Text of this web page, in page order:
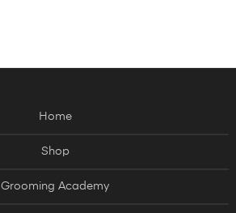
Home
Shop
Grooming Academy